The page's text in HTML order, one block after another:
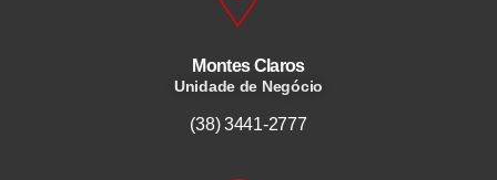
Montes Claros
Unidade de Negócio
(38) 3441-2777